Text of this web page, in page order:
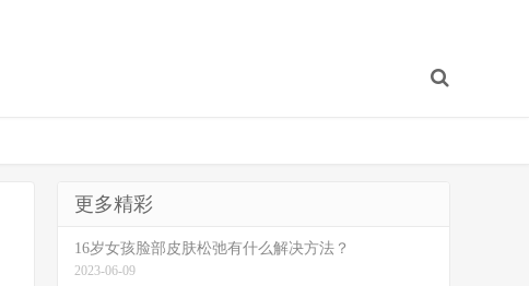
更多精彩
16岁女孩脸部皮肤松弛有什么解决方法？
2023-06-09